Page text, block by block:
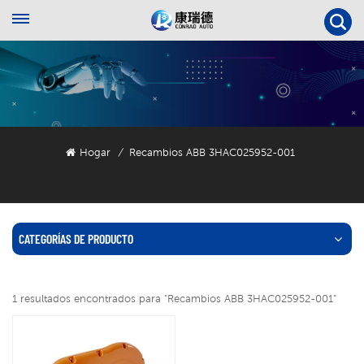
Hogar / Recambios ABB 3HAC025952-001
CATEGORÍAS DE PRODUCTO
1 resultados encontrados para "Recambios ABB 3HAC025952-001"